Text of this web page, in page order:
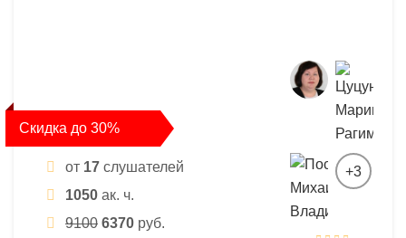
Скидка до 30%
от 17 слушателей
1050 ак. ч.
9100 6370 руб.
+3